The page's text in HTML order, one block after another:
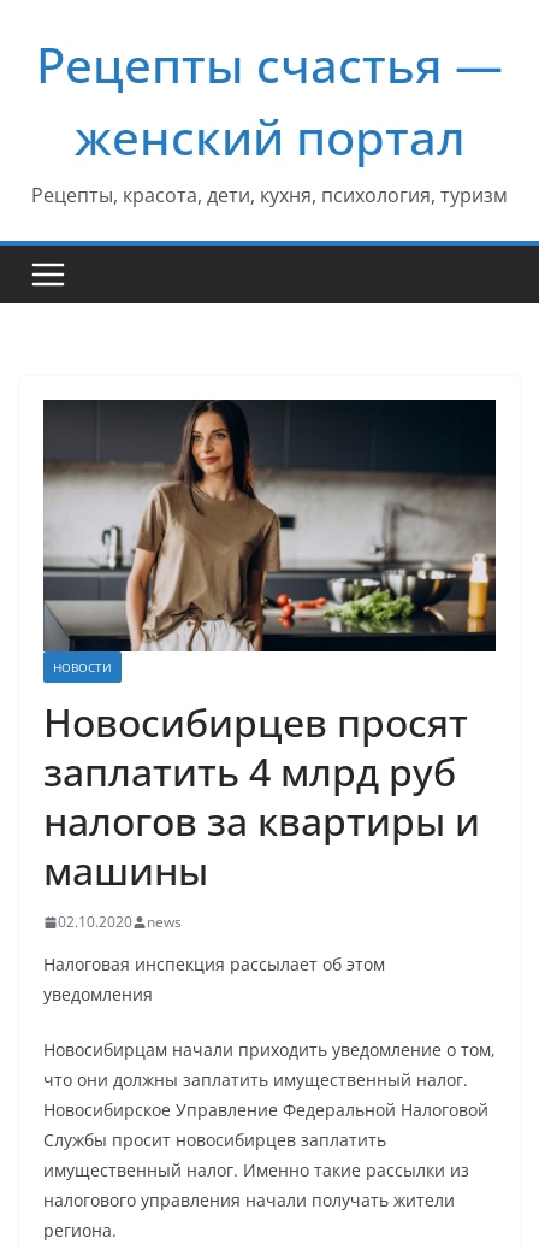
содержимому
Рецепты счастья —
женский портал
Рецепты, красота, дети, кухня, психология, туризм
НОВОСТИ
Новосибирцев просят
заплатить 4 млрд руб
налогов за квартиры и
машины
02.10.2020 news
Налоговая инспекция рассылает об этом
уведомления
Новосибирцам начали приходить уведомление о том,
что они должны заплатить имущественный налог.
Новосибирское Управление Федеральной Налоговой
Службы просит новосибирцев заплатить
имущественный налог. Именно такие рассылки из
налогового управления начали получать жители
региона.